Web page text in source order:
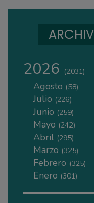
2026 (2031)
Agosto (58)
Julio (226)
Junio (259)
Mayo (242)
Abril (295)
Marzo (325)
Febrero (325)
Enero (301)